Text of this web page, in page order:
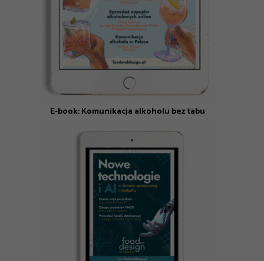
E-book: Komunikacja alkoholu bez tabu